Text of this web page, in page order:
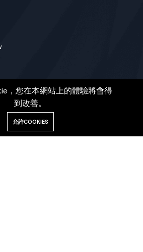
新成屋
租屋
，您在本網站上的體驗將會得
到改善。
允許COOKIES